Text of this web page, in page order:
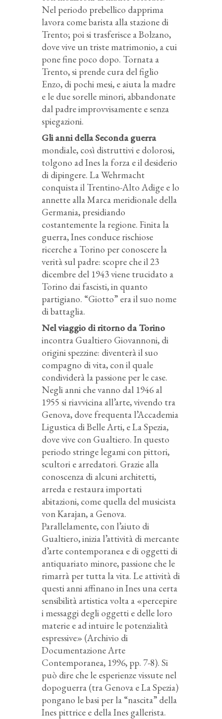
Nel periodo prebellico dapprima
lavora come barista alla stazione di
Trento; poi si trasferisce a Bolzano,
dove vive un triste matrimonio, a cui
pone fine poco dopo. Tornata a
Trento, si prende cura del figlio
Enzo, di pochi mesi, e aiuta la madre
e le due sorelle minori, abbandonate
dal padre improvvisamente e senza
spiegazioni.
Gli anni della Seconda guerra
mondiale, così distruttivi e dolorosi,
tolgono ad Ines la forza e il desiderio
di dipingere. La Wehrmacht
conquista il Trentino-Alto Adige e lo
annette alla Marca meridionale della
Germania, presidiando
costantemente la regione. Finita la
guerra, Ines conduce rischiose
ricerche a Torino per conoscere la
verità sul padre: scopre che il 23
dicembre del 1943 viene trucidato a
Torino dai fascisti, in quanto
partigiano. “Giotto” era il suo nome
di battaglia.
Nel viaggio di ritorno da Torino
incontra Gualtiero Giovannoni, di
origini spezzine: diventerà il suo
compagno di vita, con il quale
condividerà la passione per le case.
Negli anni che vanno dal 1946 al
1955 si riavvicina all’arte, vivendo tra
Genova, dove frequenta l’Accademia
Ligustica di Belle Arti, e La Spezia,
dove vive con Gualtiero. In questo
periodo stringe legami con pittori,
scultori e arredatori. Grazie alla
conoscenza di alcuni architetti,
arreda e restaura importati
abitazioni, come quella del musicista
von Karajan, a Genova.
Parallelamente, con l’aiuto di
Gualtiero, inizia l’attività di mercante
d’arte contemporanea e di oggetti di
antiquariato minore, passione che le
rimarrà per tutta la vita. Le attività di
questi anni affinano in Ines una certa
sensibilità artistica volta a «percepire
i messaggi degli oggetti e delle loro
materie e ad intuire le potenzialità
espressive» (Archivio di
Documentazione Arte
Contemporanea, 1996, pp. 7-8). Si
può dire che le esperienze vissute nel
dopoguerra (tra Genova e La Spezia)
pongano le basi per la “nascita” della
Ines pittrice e della Ines gallerista.